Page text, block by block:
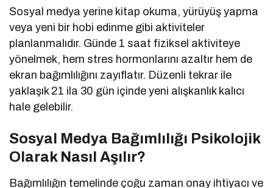
Sosyal medya yerine kitap okuma, yürüyüş yapma
veya yeni bir hobi edinme gibi aktiviteler
planlanmalıdır. Günde 1 saat fiziksel aktiviteye
yönelmek, hem stres hormonlarını azaltır hem de
ekran bağımlılığını zayıflatır. Düzenli tekrar ile
yaklaşık 21 ila 30 gün içinde yeni alışkanlık kalıcı
hale gelebilir.
Sosyal Medya Bağımlılığı Psikolojik
Olarak Nasıl Aşılır?
Bağımlılığın temelinde çoğu zaman onay ihtiyacı ve